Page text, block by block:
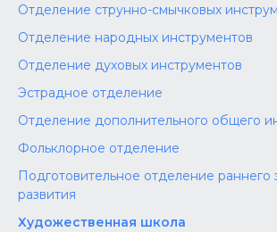
Отделение струнно-смычковых
Отделение народных инструментов
Отделение духовых инструментов
Эстрадное отделение
Отделение дополнительного общего
Фольклорное отделение
Подготовительное отделение раннего
развития
Художественная школа